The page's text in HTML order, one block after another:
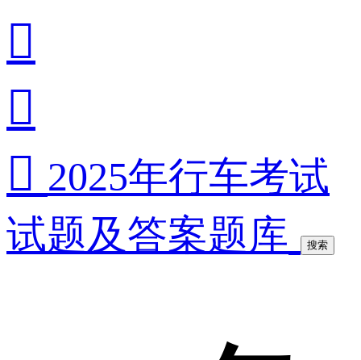


 2025年行车考试
试题及答案题库
搜索